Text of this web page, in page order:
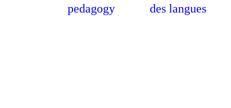
pedagogy
des langues